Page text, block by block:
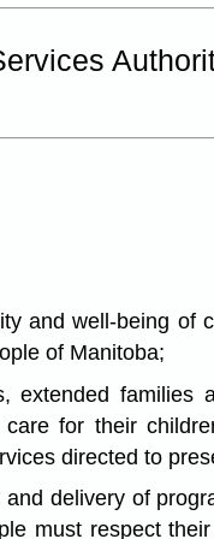
and well-being of
of Manitoba;
extended families
for their
directed to
delivery of
must respect